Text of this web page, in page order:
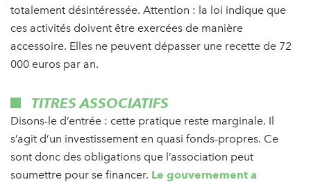
totalement désintéressée. Attention : la loi indique que
ces activités doivent être exercées de manière
accessoire. Elles ne peuvent dépasser une recette de 72
000 euros par an.
TITRES ASSOCIATIFS
Disons-le d’entrée : cette pratique reste marginale. Il
s’agit d’un investissement en quasi fonds-propres. Ce
sont donc des obligations que l’association peut
soumettre pour se financer. Le gouvernement a